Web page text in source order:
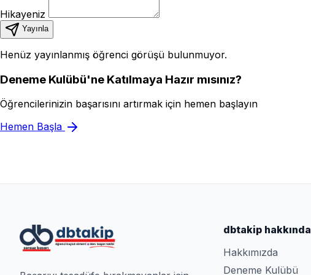
Hikayeniz
Yayınla
Henüz yayınlanmış öğrenci görüşü bulunmuyor.
Deneme Kulübü'ne Katılmaya Hazır mısınız?
Öğrencilerinizin başarısını artırmak için hemen başlayın
Hemen Başla
dbtakip hakkında
Hakkımızda
Deneme Kulübü